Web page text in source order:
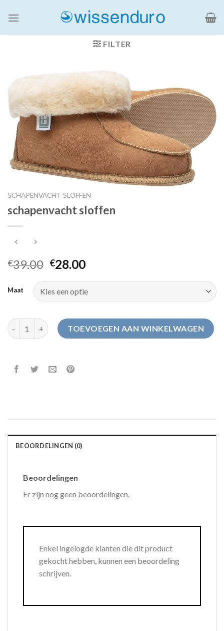
naar
FILTER
SCHAPENVACHT SLOFFEN
schapenvacht sloffen
€39.00 €28.00
Maat
schapenvacht sloffen aantalTOEVOEGEN AAN WINKELWAGEN
BEOORDELINGEN (0)
Beoordelingen
Er zijn nog geen beoordelingen.
Enkel ingelogde klanten die dit product
gekocht hebben, kunnen een beoordeling
schrijven.